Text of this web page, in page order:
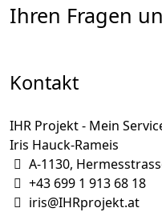
Ihren Fragen
Kontakt
IHR Projekt - Mein
Iris Hauck-Rameis
A-1130,
+43 699 1 913 68 18
iris@IHRprojekt.at